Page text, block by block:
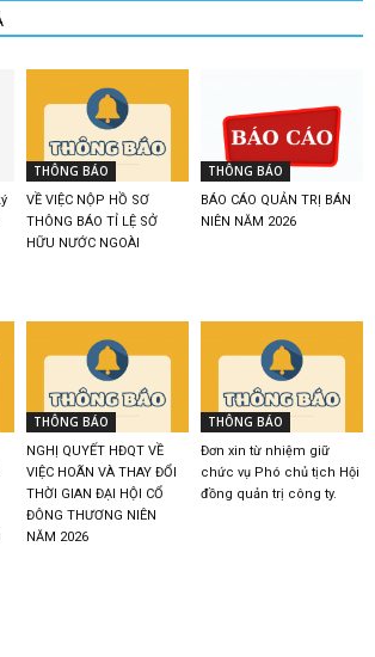
THÔNG BÁO
VỀ VIỆC NỘP HỒ SƠ
THÔNG BÁO TỈ LỆ SỞ
HỮU NƯỚC NGOÀI
THÔNG BÁO
BÁO CÁO QUẢN TRỊ BÁN
NIÊN NĂM 2026
THÔNG BÁO
NGHỊ QUYẾT HĐQT VỀ
VIỆC HOÃN VÀ THAY ĐỔI
THỜI GIAN ĐẠI HỘI CỔ
ĐÔNG THƯƠNG NIÊN
NĂM 2026
THÔNG BÁO
Đơn xin từ nhiệm giữ
chức vụ Phó chủ tịch Hội
đồng quản trị công ty.